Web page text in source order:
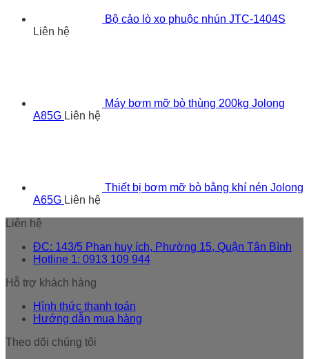
Bộ cảo lò xo phuộc nhún JTC-1404S
Liên hệ
Máy bơm mỡ bò thùng 200kg Jolong
A85G Liên hệ
Thiết bị bơm mỡ bò bằng khí nén Jolong
A65G Liên hệ
Liên hệ
ĐC: 143/5 Phan huy ích, Phường 15, Quận Tân Bình
Hotline 1: 0913 109 944
Hỗ trợ khách hàng
Hình thức thanh toán
Hướng dẫn mua hàng
Theo dõi chúng tôi